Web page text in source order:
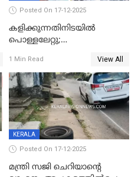
Posted On 17-12-2025
കളിക്കുന്നതിനിടയിൽ
പൊള്ളലേറ്റു;
ക്ലാസ് വിദ്യാർത്ഥിനി മരിച്ചു
1 Min Read View All
KERALA
Posted On 17-12-2025
മന്ത്രി സജി ചെറിയാന്റെ